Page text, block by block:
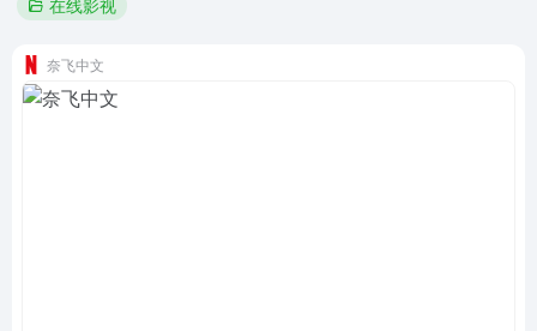
在线影视
奈飞中文